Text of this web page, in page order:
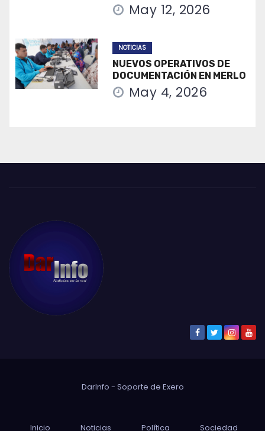
May 12, 2026
NOTICIAS
NUEVOS OPERATIVOS DE
DOCUMENTACIÓN EN MERLO
May 4, 2026
DarInfo - Soporte de Exero
Inicio Noticias Política Sociedad